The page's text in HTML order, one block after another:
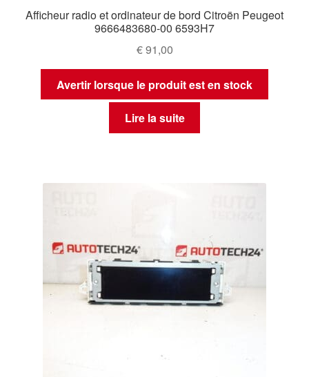
Afficheur radio et ordinateur de bord Citroën Peugeot
9666483680-00 6593H7
€91,00
Avertir lorsque le produit est en stock
Lire la suite